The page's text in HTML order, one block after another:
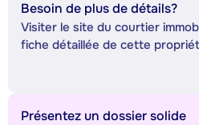
Besoin de plus de détails?
Visiter le site du courtier
fiche détaillée de cette
Présentez un dossier solide